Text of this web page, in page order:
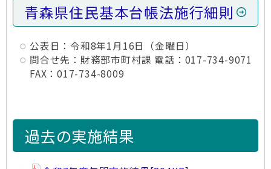
青森県住民基本台帳法施行細則
公表日：令和8年1月16日（金曜日）
問合せ先：財務部市町村課 電話：017-734-9071
FAX：017-734-8009
過去の実施結果